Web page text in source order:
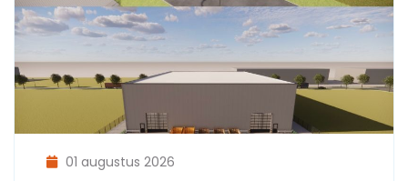
01 augustus 2026